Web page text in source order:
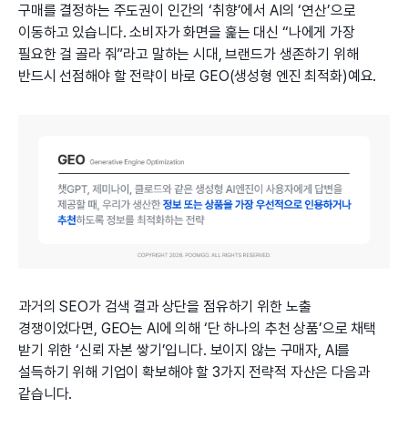
구매를 결정하는 주도권이 인간의 ‘취향’에서 AI의 ‘연산’으로
이동하고 있습니다. 소비자가 화면을 훑는 대신 “나에게 가장
필요한 걸 골라 줘”라고 말하는 시대, 브랜드가 생존하기 위해
반드시 선점해야 할 전략이 바로 GEO(생성형 엔진 최적화)예요.
과거의 SEO가 검색 결과 상단을 점유하기 위한 노출
경쟁이었다면, GEO는 AI에 의해 ‘단 하나의 추천 상품’으로 채택
받기 위한 ‘신뢰 자본 쌓기’입니다. 보이지 않는 구매자, AI를
설득하기 위해 기업이 확보해야 할 3가지 전략적 자산은 다음과
같습니다.